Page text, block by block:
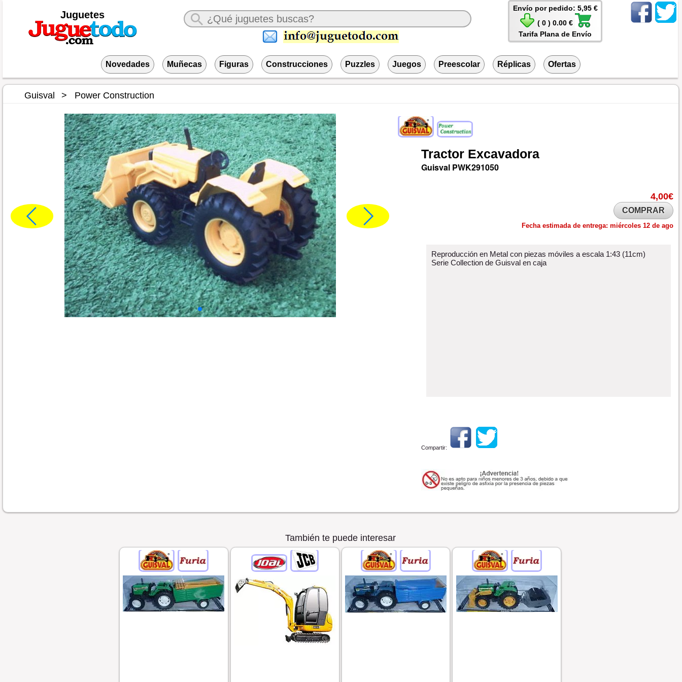
Juguetes
Envío por pedido: 5,95 €
( 0 ) 0.00 €
Tarifa Plana de Envío
Novedades Muñecas Figuras Construcciones Puzzles Juegos Preescolar Réplicas Ofertas
Guisval Power Construction
Tractor Excavadora
Guisval PWK291050
4,00€
COMPRAR
Fecha estimada de entrega: miércoles 12 de ago
Reproducción en Metal con piezas móviles a escala 1:43 (11cm)
Serie Collection de Guisval en caja
Compartir:
También te puede interesar